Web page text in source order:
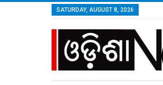
SATURDAY, AUGUST 8, 2026